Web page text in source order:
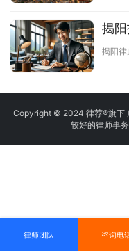
揭
揭阳律
Copyright © 2024 律荐®旗下
较好的律师事务
律师团队 咨询电